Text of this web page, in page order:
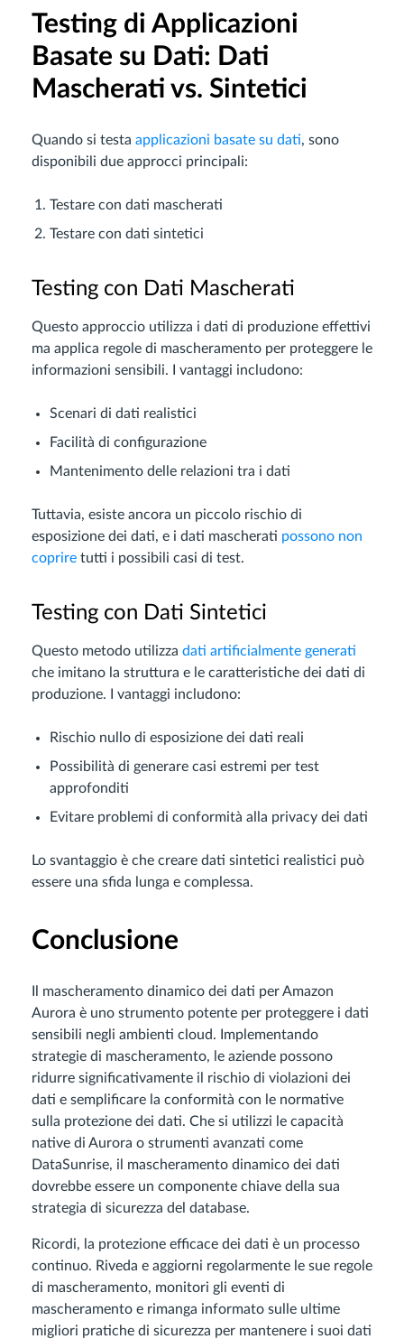
Testing di Applicazioni
Basate su Dati: Dati
Mascherati vs. Sintetici
Quando si testa applicazioni basate su dati, sono
disponibili due approcci principali:
Testare con dati mascherati
Testare con dati sintetici
Testing con Dati Mascherati
Questo approccio utilizza i dati di produzione effettivi
ma applica regole di mascheramento per proteggere le
informazioni sensibili. I vantaggi includono:
Scenari di dati realistici
Facilità di configurazione
Mantenimento delle relazioni tra i dati
Tuttavia, esiste ancora un piccolo rischio di
esposizione dei dati, e i dati mascherati possono non
coprire tutti i possibili casi di test.
Testing con Dati Sintetici
Questo metodo utilizza dati artificialmente generati
che imitano la struttura e le caratteristiche dei dati di
produzione. I vantaggi includono:
Rischio nullo di esposizione dei dati reali
Possibilità di generare casi estremi per test
approfonditi
Evitare problemi di conformità alla privacy dei dati
Lo svantaggio è che creare dati sintetici realistici può
essere una sfida lunga e complessa.
Conclusione
Il mascheramento dinamico dei dati per Amazon
Aurora è uno strumento potente per proteggere i dati
sensibili negli ambienti cloud. Implementando
strategie di mascheramento, le aziende possono
ridurre significativamente il rischio di violazioni dei
dati e semplificare la conformità con le normative
sulla protezione dei dati. Che si utilizzi le capacità
native di Aurora o strumenti avanzati come
DataSunrise, il mascheramento dinamico dei dati
dovrebbe essere un componente chiave della sua
strategia di sicurezza del database.
Ricordi, la protezione efficace dei dati è un processo
continuo. Riveda e aggiorni regolarmente le sue regole
di mascheramento, monitori gli eventi di
mascheramento e rimanga informato sulle ultime
migliori pratiche di sicurezza per mantenere i suoi dati